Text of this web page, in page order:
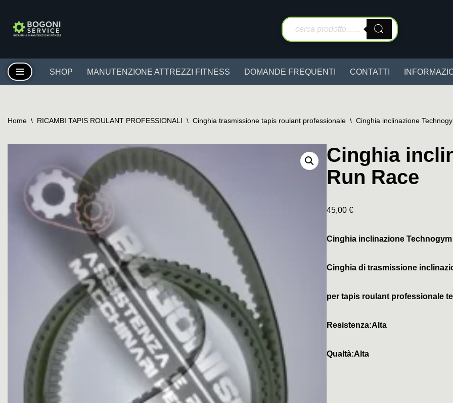
Vai
SHOP
MANUTENZIONE ATTREZZI FITNESS DOMANDE FREQUENTI CONTATTI
Home \ RICAMBI TAPIS ROULANT PROFESSIONALI \ Cinghia trasmissione tapis roulant professionale \ Cinghia inclinazione
Cinghia
Run Race
45,00 €
Cinghia inclinazione
Cinghia di trasmissione
per tapis roulant professionale
Resistenza:Alta
Qualtà:Alta